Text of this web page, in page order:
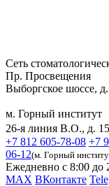
Сеть
Пр. Просвещения
Выборгское шоссе,
м. Горный институт
26-я линия В.О., д.
+7 812 605-78-08 +7
06-12(м. Горный
Ежедневно с 8:00 до
MAX ВКонтакте